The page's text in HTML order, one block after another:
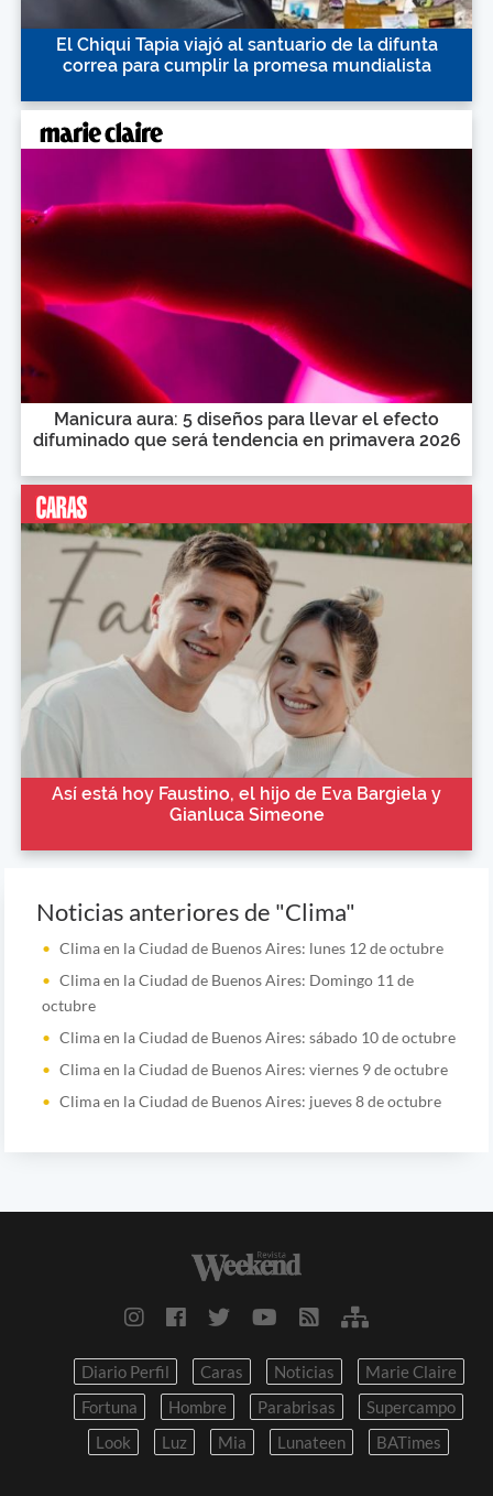
El Chiqui Tapia viajó al santuario de la difunta
correa para cumplir la promesa mundialista
Manicura aura: 5 diseños para llevar el efecto
difuminado que será tendencia en primavera 2026
Así está hoy Faustino, el hijo de Eva Bargiela y
Gianluca Simeone
Noticias anteriores de "Clima"
Clima en la Ciudad de Buenos Aires: lunes 12 de octubre
Clima en la Ciudad de Buenos Aires: Domingo 11 de
octubre
Clima en la Ciudad de Buenos Aires: sábado 10 de octubre
Clima en la Ciudad de Buenos Aires: viernes 9 de octubre
Clima en la Ciudad de Buenos Aires: jueves 8 de octubre
Diario Perfil Caras Noticias
Marie Claire
Fortuna
Hombre Parabrisas
Supercampo
Look
Luz Mia Lunateen BATimes